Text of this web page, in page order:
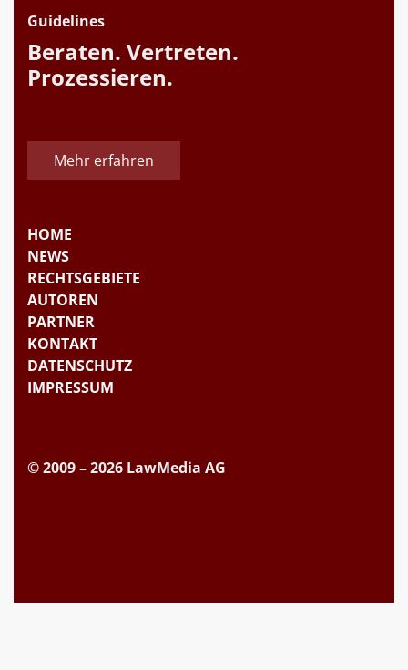
Guidelines
Beraten. Vertreten.
Prozessieren.
Mehr erfahren
HOME
NEWS
RECHTSGEBIETE
AUTOREN
PARTNER
KONTAKT
DATENSCHUTZ
IMPRESSUM
© 2009 – 2026 LawMedia AG